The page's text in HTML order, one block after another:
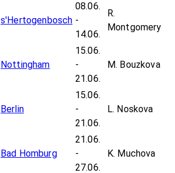
s'Hertogenbosch
08.06.
-
14.06.
R.
Montgomery
Nottingham
15.06.
-
21.06.
M. Bouzkova
Berlin
15.06.
-
21.06.
L. Noskova
Bad Homburg
21.06.
-
27.06.
K. Muchova